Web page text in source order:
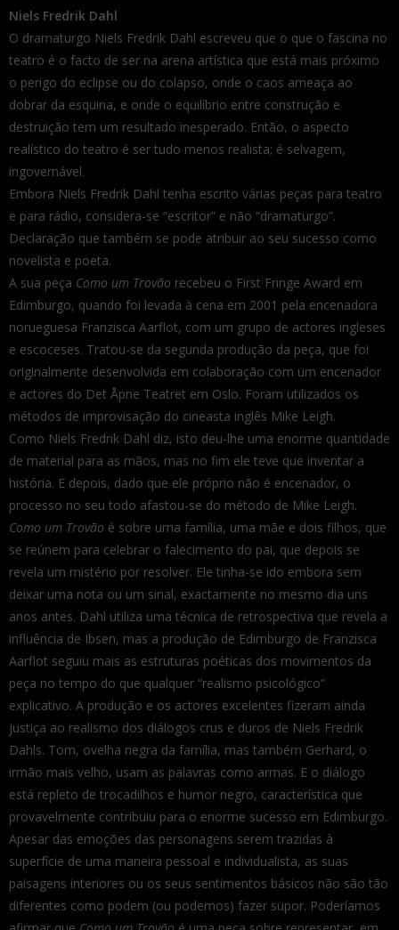
Niels Fredrik Dahl
O dramaturgo Niels Fredrik Dahl escreveu que o que o fascina no
teatro é o facto de ser na arena artística que está mais próximo
o perigo do eclipse ou do colapso, onde o caos ameaça ao
dobrar da esquina, e onde o equilíbrio entre construção e
destruição tem um resultado inesperado. Então, o aspecto
realístico do teatro é ser tudo menos realista; é selvagem,
ingovernável.
Embora Niels Fredrik Dahl tenha escrito várias peças para teatro
e para rádio, considera-se “escritor” e não “dramaturgo”.
Declaração que também se pode atribuir ao seu sucesso como
novelista e poeta.
A sua peça Como um Trovão recebeu o First Fringe Award em
Edimburgo, quando foi levada à cena em 2001 pela encenadora
norueguesa Franzisca Aarflot, com um grupo de actores ingleses
e escoceses. Tratou-se da segunda produção da peça, que foi
originalmente desenvolvida em colaboração com um encenador
e actores do Det Åpne Teatret em Oslo. Foram utilizados os
métodos de improvisação do cineasta inglês Mike Leigh.
Como Niels Fredrik Dahl diz, isto deu-lhe uma enorme quantidade
de material para as mãos, mas no fim ele teve que inventar a
história. E depois, dado que ele próprio não é encenador, o
processo no seu todo afastou-se do método de Mike Leigh.
Como um Trovão é sobre uma família, uma mãe e dois filhos, que
se reúnem para celebrar o falecimento do pai, que depois se
revela um mistério por resolver. Ele tinha-se ido embora sem
deixar uma nota ou um sinal, exactamente no mesmo dia uns
anos antes. Dahl utiliza uma técnica de retrospectiva que revela a
influência de Ibsen, mas a produção de Edimburgo de Franzisca
Aarflot seguiu mais as estruturas poéticas dos movimentos da
peça no tempo do que qualquer “realismo psicológico”
explicativo. A produção e os actores excelentes fizeram ainda
justiça ao realismo dos diálogos crus e duros de Niels Fredrik
Dahls. Tom, ovelha negra da família, mas também Gerhard, o
irmão mais velho, usam as palavras como armas. E o diálogo
está repleto de trocadilhos e humor negro, característica que
provavelmente contribuiu para o enorme sucesso em Edimburgo.
Apesar das emoções das personagens serem trazidas à
superfície de uma maneira pessoal e individualista, as suas
paisagens interiores ou os seus sentimentos básicos não são tão
diferentes como podem (ou podemos) fazer supor. Poderíamos